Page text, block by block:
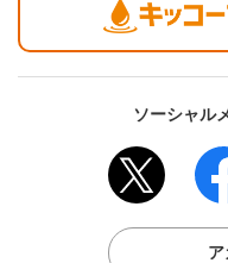
ソーシャル